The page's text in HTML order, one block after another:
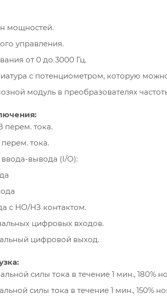
мощностей.
управления.
от 0 до 3000 Гц.
с потенциометром, которую
модуль в преобразователях
перем. тока.
тока.
вывода (I/O):
с НО/НЗ контактом.
цифровых входов.
цифровой выход.
силы тока в течение 1 мин., 180%
силы тока в течение 1 мин., 150%